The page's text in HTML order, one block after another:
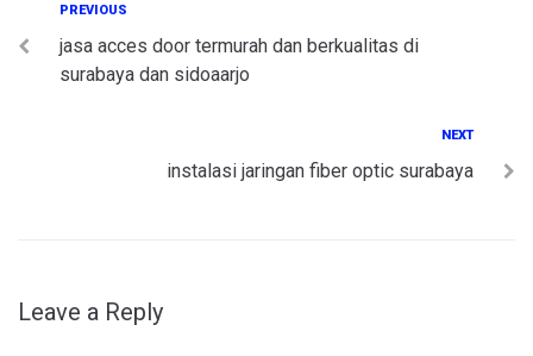
Post
navigation
Previous
PREVIOUS
jasa acces door termurah dan berkualitas di
surabaya dan sidoaarjo
NEXT
instalasi jaringan fiber optic surabaya
Leave a Reply